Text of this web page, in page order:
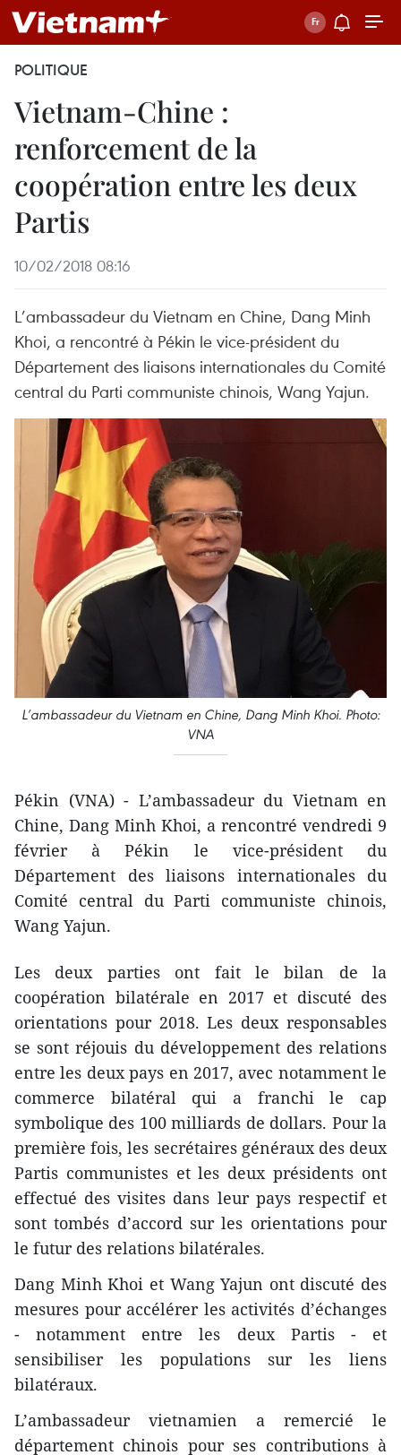
POLITIQUE
Vietnam-Chine :
renforcement de la
coopération entre les deux
Partis
10/02/2018 08:16
L’ambassadeur du Vietnam en Chine, Dang Minh
Khoi, a rencontré à Pékin le vice-président du
Département des liaisons internationales du Comité
central du Parti communiste chinois, Wang Yajun.
L’ambassadeur du Vietnam en Chine, Dang Minh Khoi. Photo:
VNA
Pékin (VNA) - L’ambassadeur du Vietnam en
Chine, Dang Minh Khoi, a rencontré vendredi 9
février à Pékin le vice-président du
Département des liaisons internationales du
Comité central du Parti communiste chinois,
Wang Yajun.
Les deux parties ont fait le bilan de la
coopération bilatérale en 2017 et discuté des
orientations pour 2018. Les deux responsables
se sont réjouis du développement des relations
entre les deux pays en 2017, avec notamment le
commerce bilatéral qui a franchi le cap
symbolique des 100 milliards de dollars. Pour la
première fois, les secrétaires généraux des deux
Partis communistes et les deux présidents ont
effectué des visites dans leur pays respectif et
sont tombés d’accord sur les orientations pour
le futur des relations bilatérales.
Dang Minh Khoi et Wang Yajun ont discuté des
mesures pour accélérer les activités d’échanges
- notamment entre les deux Partis - et
sensibiliser les populations sur les liens
bilatéraux.
L’ambassadeur vietnamien a remercié le
département chinois pour ses contributions à